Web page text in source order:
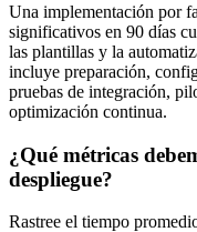
Una implementación por
significativos en 90 días
las plantillas y la
incluye preparación,
pruebas de integración,
optimización continua.
¿Qué métricas
despliegue?
Rastree el tiempo